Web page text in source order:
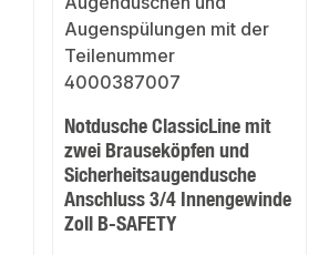
Notdusche ClassicLine mit
zwei Brauseköpfen und
Sicherheitsaugendusche
Anschluss 3/4 Innengewinde
Zoll B-SAFETY